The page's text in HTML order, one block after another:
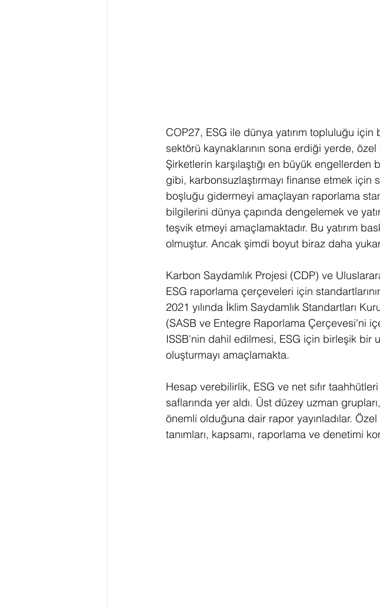
COP27, ESG ile dünya yatırım topluluğu için
sektörü kaynaklarının sona erdiği yerde,
Şirketlerin karşılaştığı en büyük engellerden
gibi, karbonsuzlaştırmayı finanse etmek için
boşluğu gidermeyi amaçlayan raporlama
bilgilerini dünya çapında dengelemek ve
teşvik etmeyi amaçlamaktadır. Bu yatırım
olmuştur. Ancak şimdi boyut biraz daha
Karbon Saydamlık Projesi (CDP) ve
ESG raporlama çerçeveleri için
2021 yılında İklim Saydamlık Standartları
(SASB ve Entegre Raporlama Çerçevesi'ni
ISSB'nin dahil edilmesi, ESG için birleşik bir
oluşturmayı amaçlamakta.
Hesap verebilirlik, ESG ve net sıfır
saflarında yer aldı. Üst düzey uzman
önemli olduğuna dair rapor yayınladılar.
tanımları, kapsamı, raporlama ve denetimi